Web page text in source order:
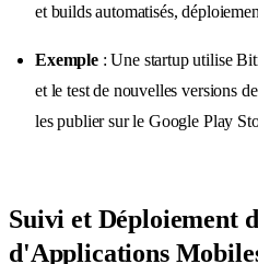
et builds automatisés,
Exemple: Une startup utilise
et le test de nouvelles versions
les publier sur le Google Play
Suivi et Déploiement
d'Applications